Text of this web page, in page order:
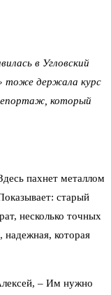
в Угловский
тоже держала курс
который
пахнет металлом
старый
несколько точных
надежная, которая
– Им нужно